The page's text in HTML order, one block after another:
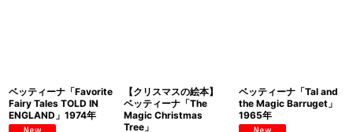
ベッティーナ「Favorite
Fairy Tales TOLD IN
ENGLAND」1974年
【クリスマスの絵本】
ベッティーナ「The
Magic Christmas
Tree」
ベッティーナ「Tal and
the Magic Barruget」
1965年